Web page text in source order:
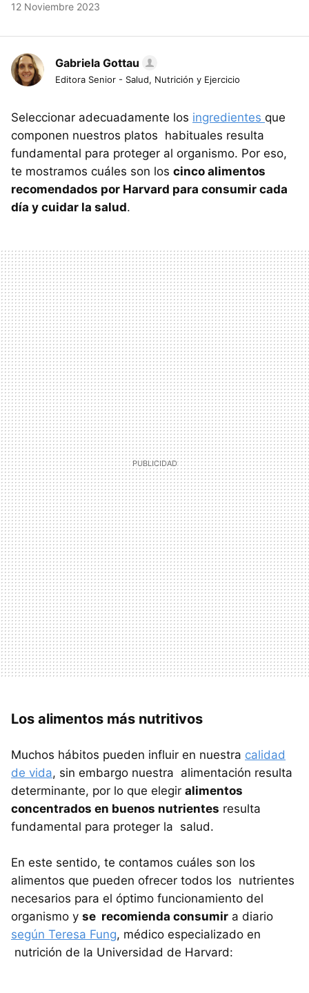
12 Noviembre 2023
Gabriela Gottau
Editora Senior - Salud, Nutrición y Ejercicio
Seleccionar adecuadamente los ingredientes que
componen nuestros platos habituales resulta
fundamental para proteger al organismo. Por eso,
te mostramos cuáles son los cinco alimentos
recomendados por Harvard para consumir cada
día y cuidar la salud.
Los alimentos más nutritivos
Muchos hábitos pueden influir en nuestra calidad
de vida, sin embargo nuestra alimentación resulta
determinante, por lo que elegir alimentos
concentrados en buenos nutrientes resulta
fundamental para proteger la salud.
En este sentido, te contamos cuáles son los
alimentos que pueden ofrecer todos los nutrientes
necesarios para el óptimo funcionamiento del
organismo y se recomienda consumir a diario
según Teresa Fung, médico especializado en
nutrición de la Universidad de Harvard: